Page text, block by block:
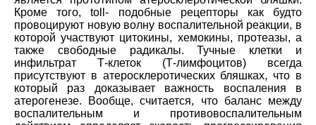
Кроме того, toll- подобные рецепторы как будто
провоцируют новую волну воспалительной реакции, в
которой участвуют цитокины, хемокины, протеазы, а
также свободные радикалы. Тучные клетки и
инфильтрат Т-клеток (Т-лимфоцитов) всегда
присутствуют в атеросклеротических бляшках, что в
который раз доказывает важность воспаления в
атерогенезе. Вообще, считается, что баланс между
воспалительным и противовоспалительным